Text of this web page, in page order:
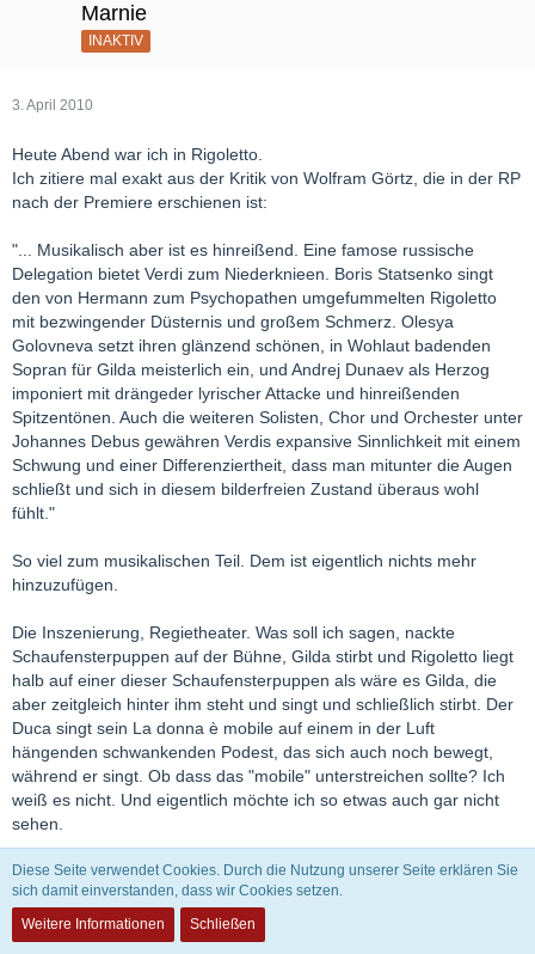
Marnie
INAKTIV
3. April 2010
Heute Abend war ich in Rigoletto.
Ich zitiere mal exakt aus der Kritik von Wolfram Görtz, die in der RP
nach der Premiere erschienen ist:
"... Musikalisch aber ist es hinreißend. Eine famose russische
Delegation bietet Verdi zum Niederknieen. Boris Statsenko singt
den von Hermann zum Psychopathen umgefummelten Rigoletto
mit bezwingender Düsternis und großem Schmerz. Olesya
Golovneva setzt ihren glänzend schönen, in Wohlaut badenden
Sopran für Gilda meisterlich ein, und Andrej Dunaev als Herzog
imponiert mit drängeder lyrischer Attacke und hinreißenden
Spitzentönen. Auch die weiteren Solisten, Chor und Orchester unter
Johannes Debus gewähren Verdis expansive Sinnlichkeit mit einem
Schwung und einer Differenziertheit, dass man mitunter die Augen
schließt und sich in diesem bilderfreien Zustand überaus wohl
fühlt."
So viel zum musikalischen Teil. Dem ist eigentlich nichts mehr
hinzuzufügen.
Die Inszenierung, Regietheater. Was soll ich sagen, nackte
Schaufensterpuppen auf der Bühne, Gilda stirbt und Rigoletto liegt
halb auf einer dieser Schaufensterpuppen als wäre es Gilda, die
aber zeitgleich hinter ihm steht und singt und schließlich stirbt. Der
Duca singt sein La donna è mobile auf einem in der Luft
hängenden schwankenden Podest, das sich auch noch bewegt,
während er singt. Ob dass das "mobile" unterstreichen sollte? Ich
weiß es nicht. Und eigentlich möchte ich so etwas auch gar nicht
sehen.
Fazit: Musikalisch einfach wundervoll.
Inszenierung: Augen schließen und Musik genießen war ein guter
Tip.
Diese Seite verwendet Cookies. Durch die Nutzung unserer Seite erklären Sie
sich damit einverstanden, dass wir Cookies setzen.
Weitere Informationen
Schließen